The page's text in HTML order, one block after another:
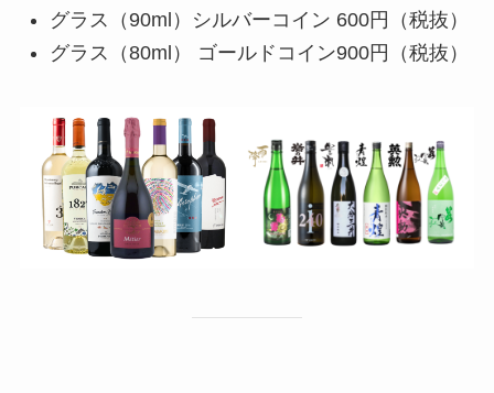
グラス（90ml）シルバーコイン 600円（税抜）
グラス（80ml） ゴールドコイン900円（税抜）